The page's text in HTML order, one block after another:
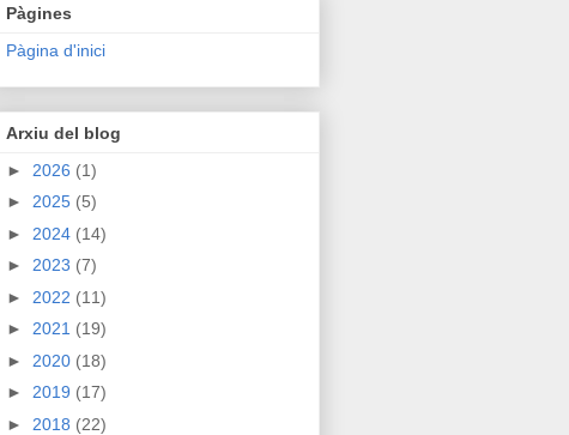
Pàgines
Pàgina d'inici
Arxiu del blog
► 2026 (1)
► 2025 (5)
► 2024 (14)
► 2023 (7)
► 2022 (11)
► 2021 (19)
► 2020 (18)
► 2019 (17)
► 2018 (22)